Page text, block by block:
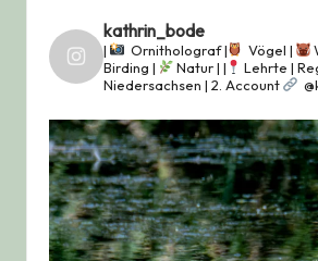
kathrin_bode
| Ornitholograf | Vögel |
Birding |
Natur | |
Lehrte |
Niedersachsen | 2. Account